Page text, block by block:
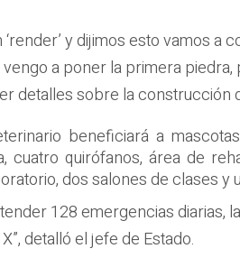
y dijimos esto vamos
a poner la primera piedra,
detalles sobre la construcción
beneficiará a
quirófanos, área de
dos salones de clases y
128 emergencias
detalló el jefe de Estado.